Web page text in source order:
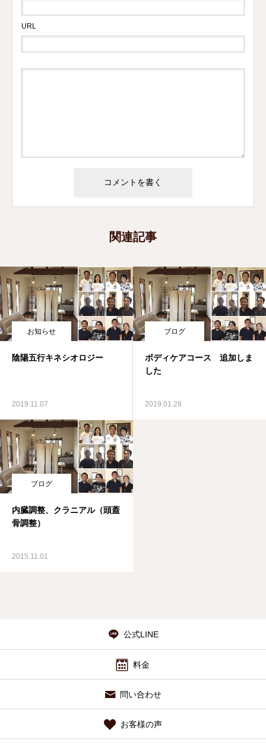
URL
関連記事
お知らせ
陰陽五行キネシオロジー
2019.11.07
ブログ
ボディケアコース 追加しま
した
2019.01.28
ブログ
内臓調整、クラニアル（頭蓋
骨調整）
2015.11.01
公式LINE
料金
問い合わせ
お客様の声